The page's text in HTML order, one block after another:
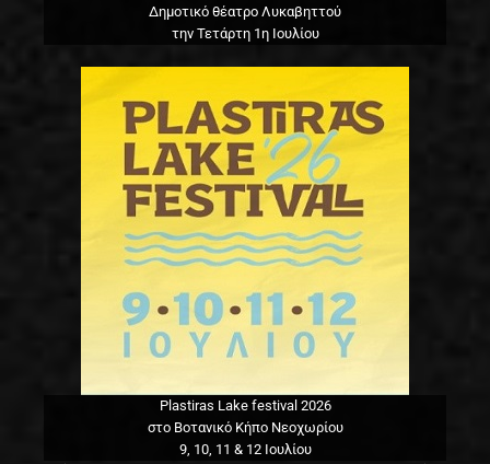
Δημοτικό θέατρο Λυκαβηττού
την Τετάρτη 1η Ιουλίου
Plastiras Lake festival 2026
στο Βοτανικό Κήπο Νεοχωρίου
9, 10, 11 & 12 Ιουλίου